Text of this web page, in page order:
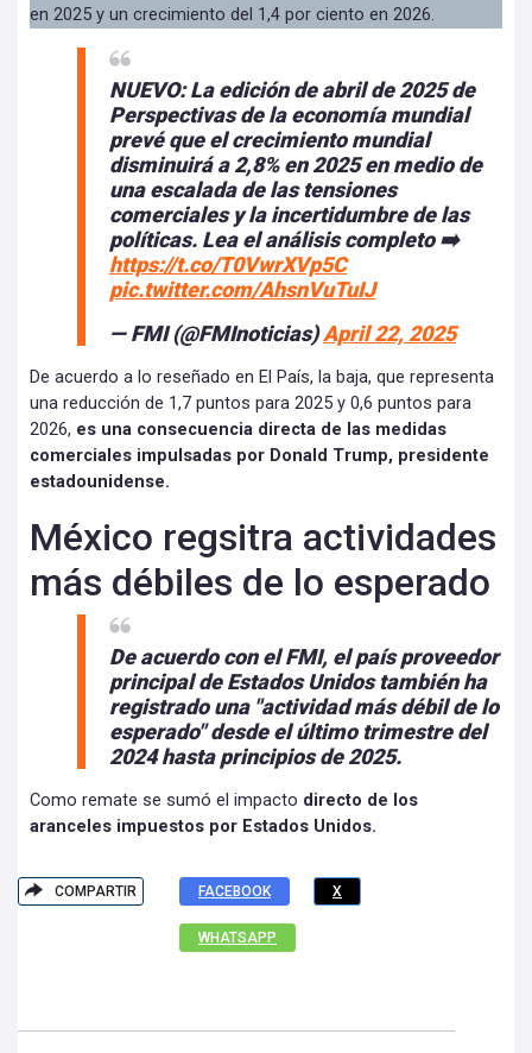
en 2025 y un crecimiento del 1,4 por ciento en 2026.
NUEVO: La edición de abril de 2025 de
Perspectivas de la economía mundial
prevé que el crecimiento mundial
disminuirá a 2,8% en 2025 en medio de
una escalada de las tensiones
comerciales y la incertidumbre de las
políticas. Lea el análisis completo ➡️
https://t.co/T0VwrXVp5C
pic.twitter.com/AhsnVuTuIJ
— FMI (@FMInoticias)April 22, 2025
De acuerdo a lo reseñado en El País, la baja, que representa
una reducción de 1,7 puntos para 2025 y 0,6 puntos para
2026, es una consecuencia directa de las medidas
comerciales impulsadas por Donald Trump, presidente
estadounidense.
México regsitra actividades
más débiles de lo esperado
De acuerdo con el FMI, el país proveedor
principal de Estados Unidos también ha
registrado una "actividad más débil de lo
esperado"desde el último trimestre del
2024 hasta principios de 2025.
Como remate se sumó el impacto directo de los
aranceles impuestos por Estados Unidos.
COMPARTIR FACEBOOK X
WHATSAPP